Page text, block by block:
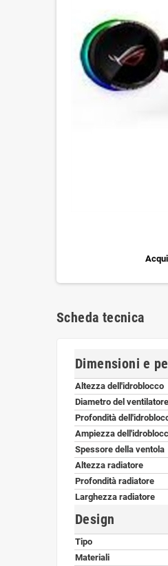
Scheda tecnica
Dimensioni e
Altezza dell'idroblocco
Diametro del ventilatore
Profondità
Ampiezza
Spessore della ventola
Altezza radiatore
Profondità radiatore
Larghezza radiatore
Design
Tipo
Materiali